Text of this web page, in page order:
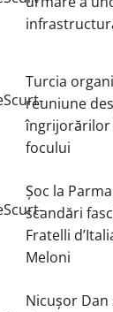
Turcia
reuniune
îngrijorărilor
focului
Șoc la
scandări
Fratelli
Meloni
Nicuşor Dan